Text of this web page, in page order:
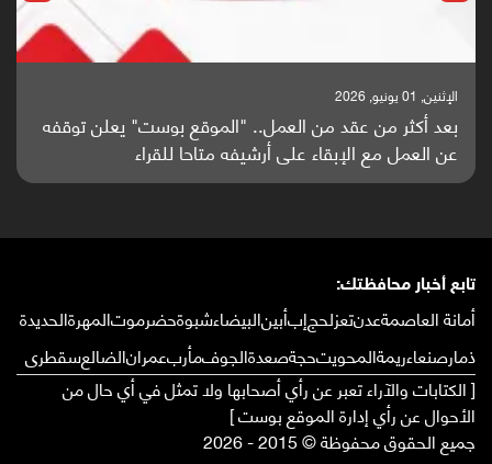
الإثنين, 25 مايو, 2026
باحثون من اليمن يدخلون سباق أبحاث ألزهايمر بدراسة
واعدة منشورة عالميا (ترجمة)
تابع أخبار محافظتك:
أمانة العاصمةعدنتعزلحجإبأبينالبيضاءشبوةحضرموتالمهرةالحديدة
ذمارصنعاءريمةالمحويتحجةصعدةالجوفمأربعمرانالضالعسقطرى
[ الكتابات والآراء تعبر عن رأي أصحابها ولا تمثل في أي حال من
الأحوال عن رأي إدارة الموقع بوست ]
جميع الحقوق محفوظة © 2015 - 2026